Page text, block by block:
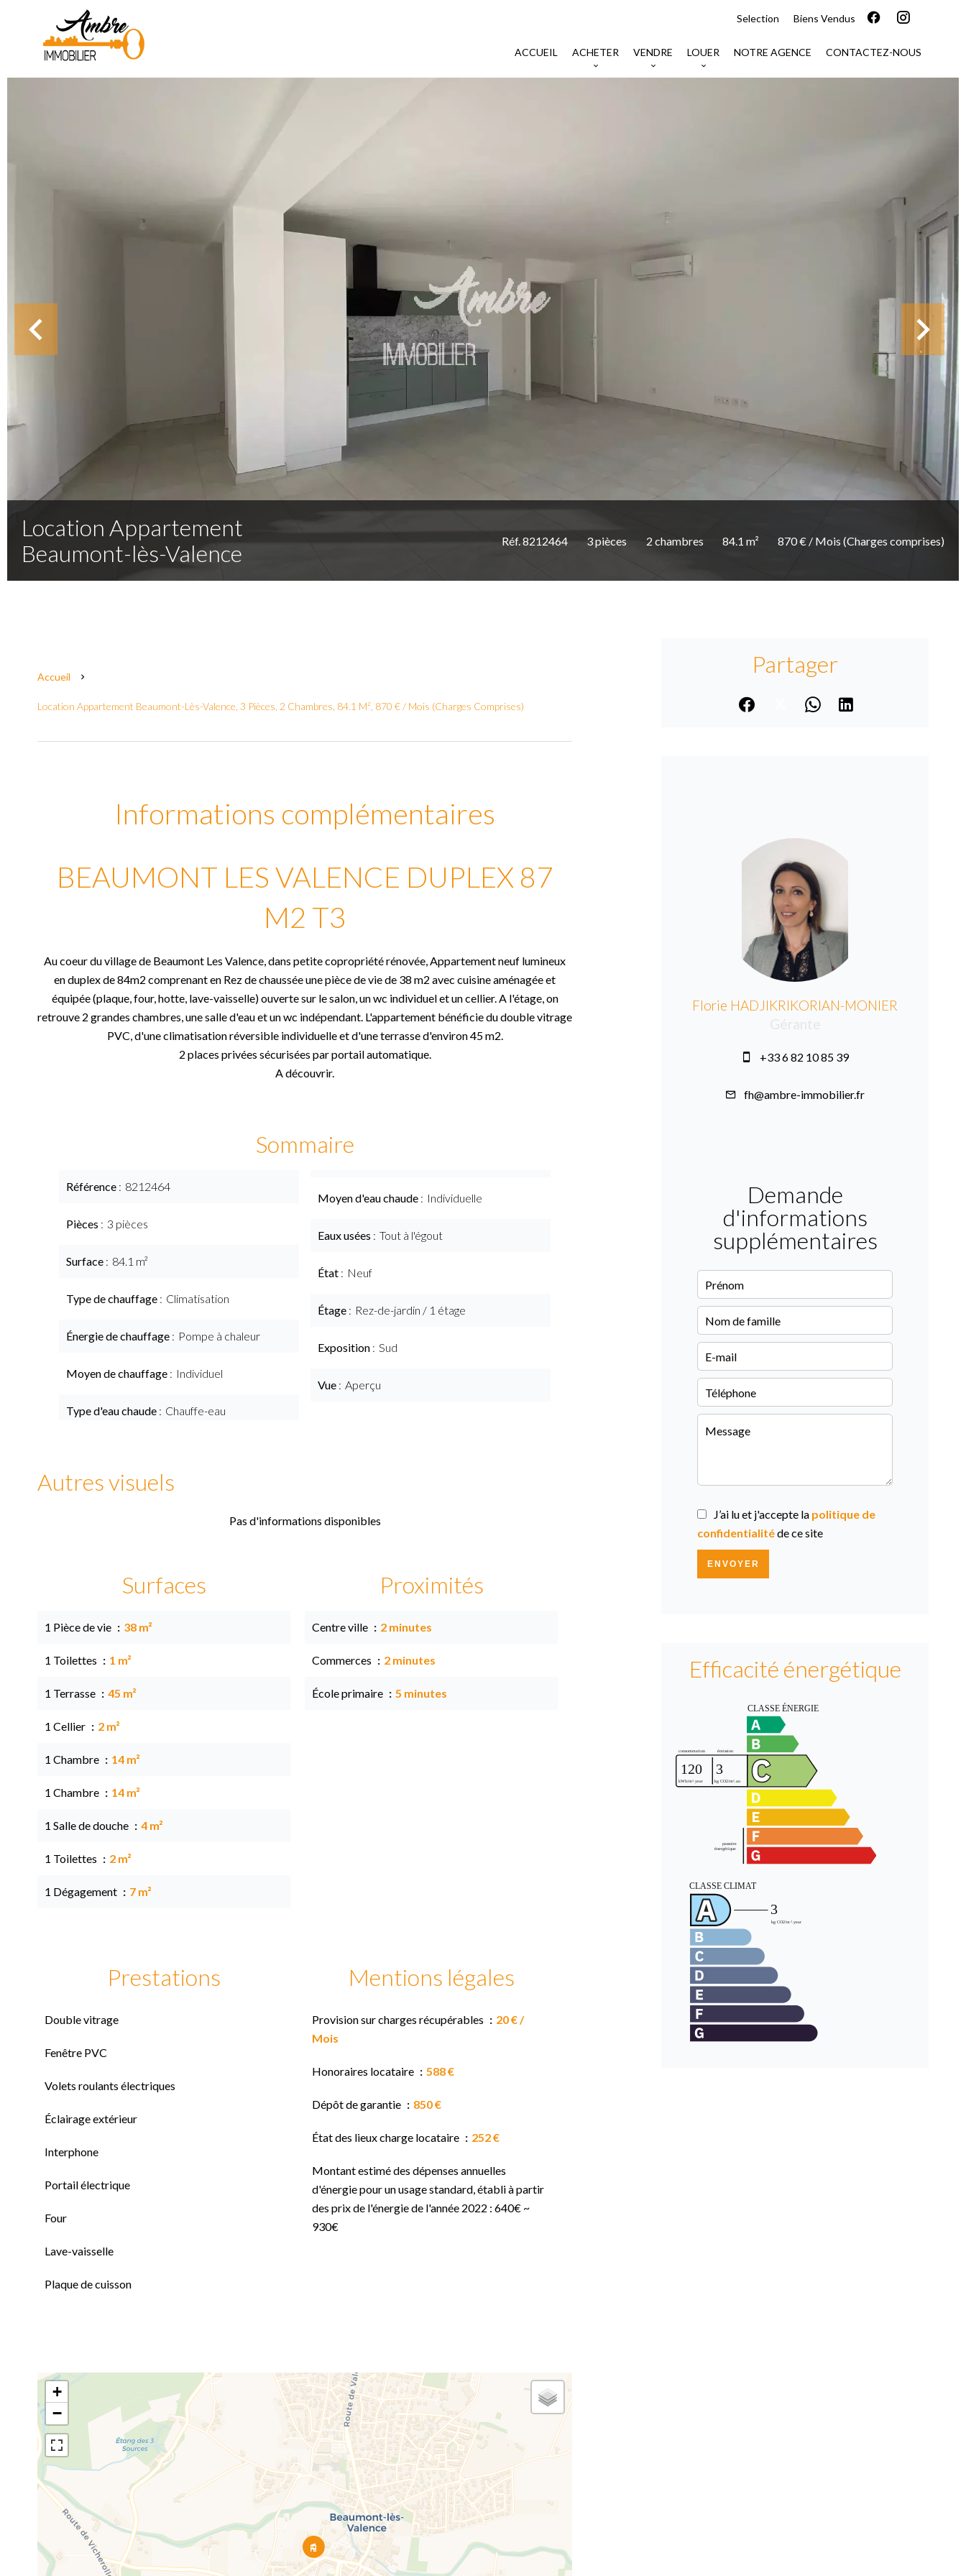
Selection Biens Vendus
ACCUEIL ACHETER VENDRE LOUER NOTRE AGENCE CONTACTEZ-NOUS
Location Appartement
Beaumont-lès-Valence
Réf. 8212464 3 pièces 2 chambres 84.1 m² 870 € / Mois (Charges comprises)
Accueil
Location Appartement Beaumont-Lès-Valence, 3 Pièces, 2 Chambres, 84.1 M², 870 € / Mois (Charges Comprises)
Informations complémentaires
BEAUMONT LES VALENCE DUPLEX 87
M2 T3
Au coeur du village de Beaumont Les Valence, dans petite copropriété rénovée, Appartement neuf lumineux
en duplex de 84m2 comprenant en Rez de chaussée une pièce de vie de 38 m2 avec cuisine aménagée et
équipée (plaque, four, hotte, lave-vaisselle) ouverte sur le salon, un wc individuel et un cellier. A l'étage, on
retrouve 2 grandes chambres, une salle d'eau et un wc indépendant. L'appartement bénéficie du double vitrage
PVC, d'une climatisation réversible individuelle et d'une terrasse d'environ 45 m2.
2 places privées sécurisées par portail automatique.
A découvrir.
Sommaire
Référence 8212464
Pièces 3 pièces
Surface 84.1 m²
Type de chauffage Climatisation
Énergie de chauffage Pompe à chaleur
Moyen de chauffage Individuel
Type d'eau chaude Chauffe-eau
Moyen d'eau chaude Individuelle
Eaux usées Tout à l'égout
État Neuf
Étage Rez-de-jardin / 1 étage
Exposition Sud
Vue Aperçu
Autres visuels
Pas d'informations disponibles
Surfaces
1 Pièce de vie 38 m²
1 Toilettes 1 m²
1 Terrasse 45 m²
1 Cellier 2 m²
1 Chambre 14 m²
1 Chambre 14 m²
1 Salle de douche 4 m²
1 Toilettes 2 m²
1 Dégagement 7 m²
Proximités
Centre ville 2 minutes
Commerces 2 minutes
École primaire 5 minutes
Prestations
Double vitrage
Fenêtre PVC
Volets roulants électriques
Éclairage extérieur
Interphone
Portail électrique
Four
Lave-vaisselle
Plaque de cuisson
Mentions légales
Provision sur charges récupérables
20 € /
Mois
Honoraires locataire 588 €
Dépôt de garantie 850 €
État des lieux charge locataire 252 €
Montant estimé des dépenses annuelles
d'énergie pour un usage standard, établi à partir
des prix de l'énergie de l'année 2022 : 640€ ~
930€
+
−
Partager
Florie HADJIKRIKORIAN-MONIER
+33 6 82 10 85 39
fh@ambre-immobilier.fr
Demande
d'informations
supplémentaires
J’ai lu et j'accepte la politique de
confidentialitéde ce site
ENVOYER
Efficacité énergétique